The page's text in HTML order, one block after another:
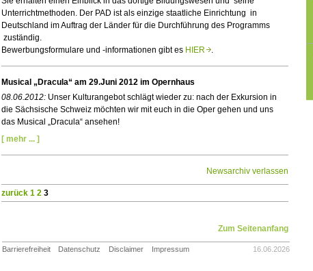
Unterrichtmethoden. Der PAD ist als einzige staatliche Einrichtung in
Deutschland im Auftrag der Länder für die Durchführung des Programms
zuständig.
Bewerbungsformulare und -informationen gibt es HIER.
Musical „Dracula“ am 29.Juni 2012 im Opernhaus
08.06.2012: Unser Kulturangebot schlägt wieder zu: nach der Exkursion in
die Sächsische Schweiz möchten wir mit euch in die Oper gehen und uns
das Musical „Dracula“ ansehen!
[ mehr ... ]
Newsarchiv verlassen
zurück 1 23
Zum Seitenanfang
Barrierefreiheit Datenschutz Disclaimer Impressum 16.06.2026